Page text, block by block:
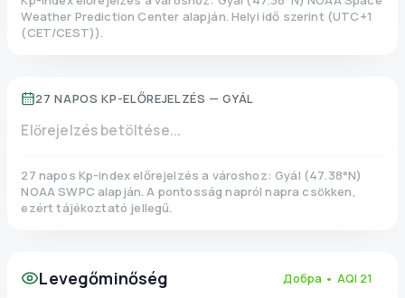
Weather Prediction Center alapján. Helyi idő szerint (UTC+1
(CET/CEST)).
27 NAPOS KP-ELŐREJELZÉS — GYÁL
Előrejelzés betöltése...
27 napos Kp-index előrejelzés a városhoz: Gyál (47.38°N)
NOAA SWPC alapján. A pontosság napról napra csökken,
ezért tájékoztató jellegű.
Levegőminőség Добра • AQI 21